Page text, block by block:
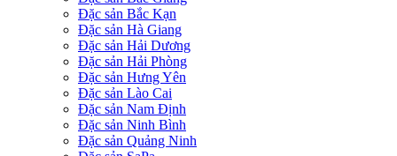
Đặc sản Bắc Kạn
Đặc sản Hà Giang
Đặc sản Hải Dương
Đặc sản Hải Phòng
Đặc sản Hưng Yên
Đặc sản Lào Cai
Đặc sản Nam Định
Đặc sản Ninh Bình
Đặc sản Quảng Ninh